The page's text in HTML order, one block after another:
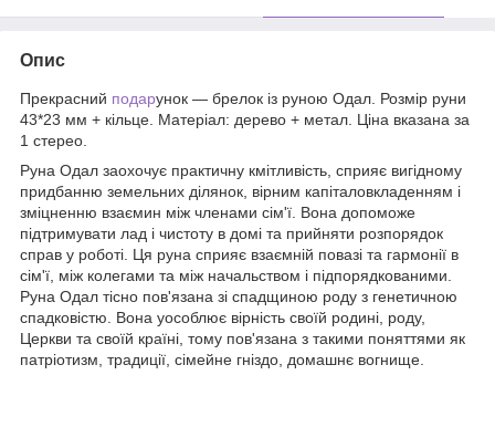
Опис
Прекрасний подарунок — брелок із руною Одал. Розмір руни
43*23 мм + кільце. Матеріал: дерево + метал. Ціна вказана за
1 стерео.
Руна Одал заохочує практичну кмітливість, сприяє вигідному
придбанню земельних ділянок, вірним капіталовкладенням і
зміцненню взаємин між членами сім'ї. Вона допоможе
підтримувати лад і чистоту в домі та прийняти розпорядок
справ у роботі. Ця руна сприяє взаємній повазі та гармонії в
сім'ї, між колегами та між начальством і підпорядкованими.
Руна Одал тісно пов'язана зі спадщиною роду з генетичною
спадковістю. Вона уособлює вірність своїй родині, роду,
Церкви та своїй країні, тому пов'язана з такими поняттями як
патріотизм, традиції, сімейне гніздо, домашнє вогнище.